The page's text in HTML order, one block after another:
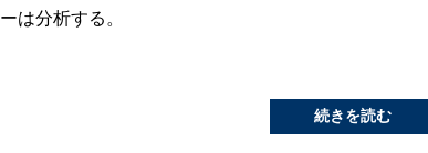
ーは分析する。
続きを読む